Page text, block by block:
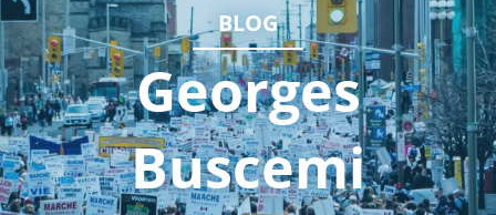
Agir
Boutique
BLOG
Georges
Buscemi